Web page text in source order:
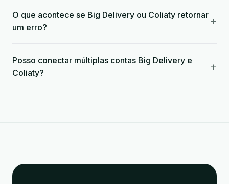
O que acontece se Big Delivery ou Coliaty retornar
um erro?
+
Posso conectar múltiplas contas Big Delivery e
Coliaty?
+